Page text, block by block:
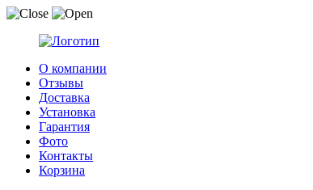
О компании
Отзывы
Доставка
Установка
Гарантия
Фото
Контакты
Корзина